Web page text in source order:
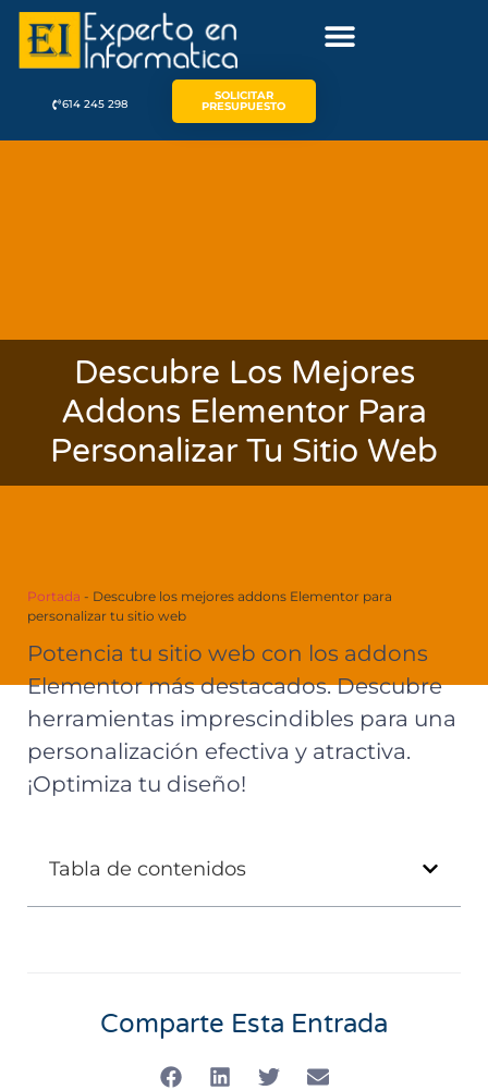
614 245 298
SOLICITAR
PRESUPUESTO
Descubre Los Mejores
Addons Elementor Para
Personalizar Tu Sitio Web
Portada - Descubre los mejores addons Elementor para
personalizar tu sitio web
Potencia tu sitio web con los addons
Elementor más destacados. Descubre
herramientas imprescindibles para una
personalización efectiva y atractiva.
¡Optimiza tu diseño!
Tabla de contenidos
Comparte Esta Entrada